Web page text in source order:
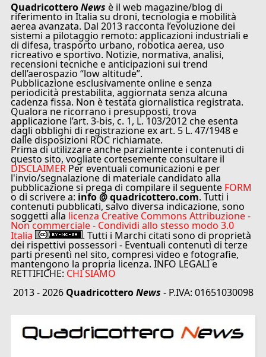
QuadricotteroNews è il web magazine/blog di
riferimento in Italia su droni, tecnologia e mobilità
aerea avanzata. Dal 2013 racconta l’evoluzione dei
sistemi a pilotaggio remoto: applicazioni industriali e
di difesa, trasporto urbano, robotica aerea, uso
ricreativo e sportivo. Notizie, normativa, analisi,
recensioni tecniche e anticipazioni sui trend
dell’aerospazio “low altitude”.
Pubblicazione esclusivamente online e senza
periodicità prestabilita, aggiornata senza alcuna
cadenza fissa. Non è testata giornalistica registrata.
Qualora ne ricorrano i presupposti, trova
applicazione l’art. 3-bis, c. 1, L. 103/2012 che esenta
dagli obblighi di registrazione ex art. 5 L. 47/1948 e
dalle disposizioni ROC richiamate.
Prima di utilizzare anche parzialmente i contenuti di
questo sito, vogliate cortesemente consultare il
DISCLAIMER Per eventuali comunicazioni e per
l'invio/segnalazione di materiale candidato alla
pubblicazione si prega di compilare il seguente FORM
o di scrivere a: info @ quadricottero.com. Tutti i
contenuti pubblicati, salvo diversa indicazione, sono
soggetti alla licenza Creative Commons Attribuzione -
Non commerciale - Condividi allo stesso modo 3.0
Italia . Tutti i Marchi citati sono di proprietà
dei rispettivi possessori - Eventuali contenuti di terze
parti presenti nel sito, compresi video e fotografie,
mantengono la propria licenza. INFO LEGALI e
RETTIFICHE: CHI SIAMO
2013 - 2026 QuadricotteroNews - P.IVA: 01651030098